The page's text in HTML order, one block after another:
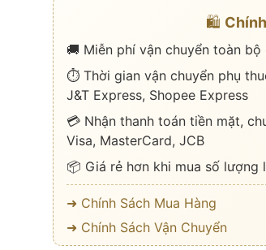
🛍️
🚚 Miễn phí vận chuyển toàn bộ
⏱️ Thời gian vận chuyển phụ
J&T Express, Shopee Express
💳 Nhận thanh toán tiền mặt,
Visa, MasterCard, JCB
📦 Giá rẻ hơn khi mua số lượng
➜ Chính Sách Mua Hàng
➜ Chính Sách Vận Chuyển